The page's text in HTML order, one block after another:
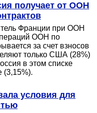
получает от ООН
Франции при ООН
ООН по
за счет взносов
только США (28%)
в этом списке
(3,15%).
условия для